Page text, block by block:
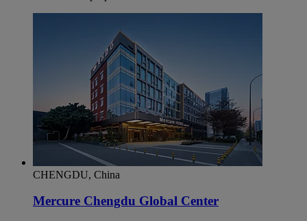
CHENGDU, China
Mercure Chengdu Global Center